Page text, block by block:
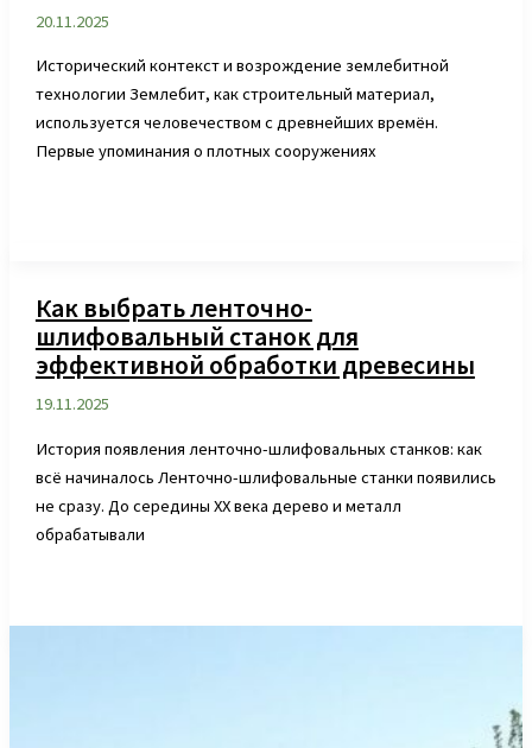
20.11.2025
Исторический контекст и возрождение землебитной
технологии Землебит, как строительный материал,
используется человечеством с древнейших времён.
Первые упоминания о плотных сооружениях
Как выбрать ленточно-
шлифовальный станок для
эффективной обработки древесины
19.11.2025
История появления ленточно-шлифовальных станков: как
всё начиналось Ленточно-шлифовальные станки появились
не сразу. До середины XX века дерево и металл
обрабатывали